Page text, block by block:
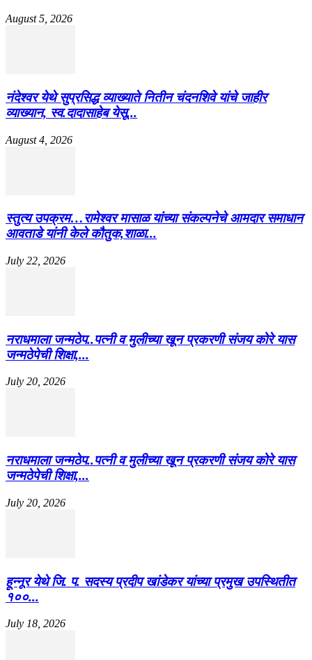
August 5, 2026
नंदेश्वर येथे सुप्रसिद्ध व्याख्याते नितीन चंदनशिवे यांचे जाहीर
व्याख्यान, स्व.दादासाहेब येसू...
August 4, 2026
स्तुत्य उपक्रम…रामेश्वर मासाळ यांच्या संकल्पनेचे आमदार समाधान
आवताडे यांनी केले कौतुक,शाळा...
July 22, 2026
नराधमाला जन्मठेप..पत्नी व मुलीच्या खून प्रकरणी संजय कोरे यास
जन्मठेपेची शिक्षा,...
July 20, 2026
नराधमाला जन्मठेप..पत्नी व मुलीच्या खून प्रकरणी संजय कोरे यास
जन्मठेपेची शिक्षा,...
July 20, 2026
हून्नूर येथे जि. प. सदस्य प्रदीप खांडेकर यांच्या प्रमुख उपस्थितीत
१००...
July 18, 2026